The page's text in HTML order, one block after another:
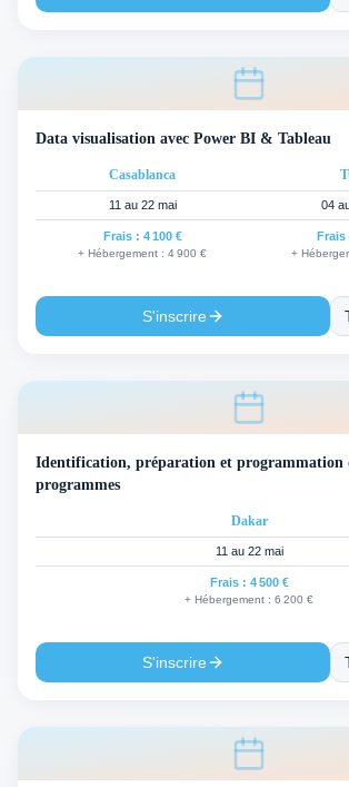
Data visualisation avec Power BI & Tableau
Casablanca
11 au 22 mai 04
Frais : 4 100 €
+ Hébergement : 4 900 €
Frais
+
S'inscrire
Identification, préparation et programmation
programmes
Dakar
11 au 22 mai
Frais : 4 500 €
+ Hébergement : 6 200 €
S'inscrire